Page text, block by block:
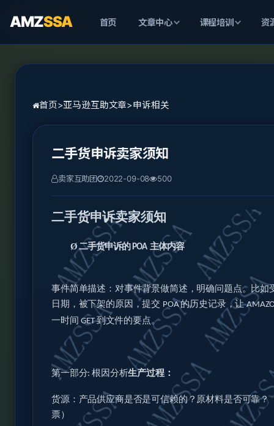
AMZSSA 首页 文章中心 课程培训 资
首页>亚马逊互助文章>申诉相关
二手货申诉卖家须知
卖家互助团 2022-09-08 500
二手货申诉卖家须知
Ø二手货申诉的 POA 主体内容
事件简单描述：对事件背景做简述，明确问题点。比如
日期，被下架的原因，提交 POA的历史记录，让
一时间 GET到文件的要点。
第一部分:根因分析生产过程：
货源：产品供应商是否是可信赖的？原材料是否可靠？
票）